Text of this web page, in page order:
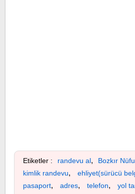
Etiketler : randevu al, Bozkır
kimlik randevu, ehliyet(sürücü
pasaport, adres, telefon, yol